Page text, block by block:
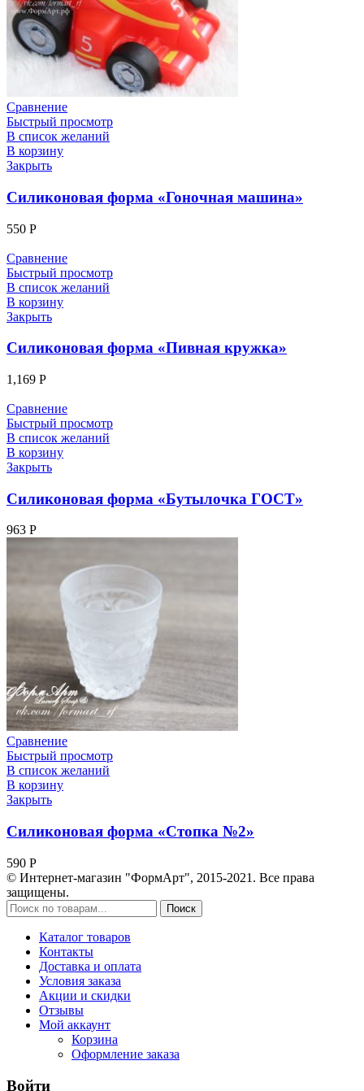
Сравнение
Быстрый просмотр
В список желаний
В корзину
Закрыть
Силиконовая форма «Гоночная машина»
550 Р
Сравнение
Быстрый просмотр
В список желаний
В корзину
Закрыть
Силиконовая форма «Пивная кружка»
1,169 Р
Сравнение
Быстрый просмотр
В список желаний
В корзину
Закрыть
Силиконовая форма «Бутылочка ГОСТ»
963 Р
Сравнение
Быстрый просмотр
В список желаний
В корзину
Закрыть
Силиконовая форма «Стопка №2»
590 Р
© Интернет-магазин "ФормАрт", 2015-2021. Все права
защищены.
Поиск
Каталог товаров
Контакты
Доставка и оплата
Условия заказа
Акции и скидки
Отзывы
Мой аккаунт
Корзина
Оформление заказа
Войти